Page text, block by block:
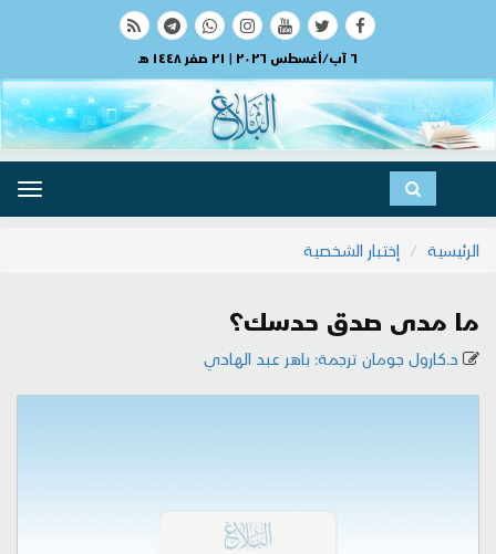
٦ آب/أغسطس ٢٠٢٦ | ٢١ صفر ١٤٤٨ هـ
الرئيسية
إختبار الشخصية
ما مدى صدق حدسك؟
د.كارول جومان ترجمة: باهر عبد الهادي